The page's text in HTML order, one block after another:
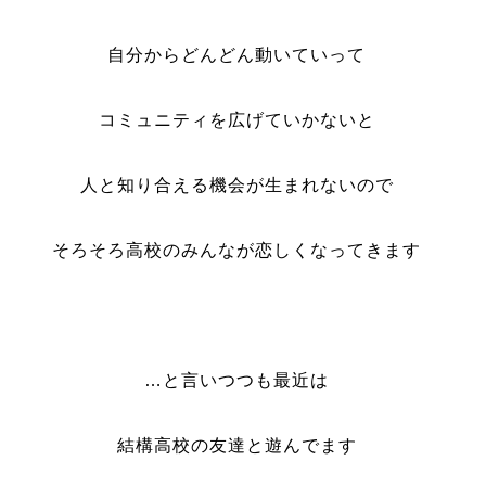
自分からどんどん動いていって
コミュニティを広げていかないと
人と知り合える機会が生まれないので
そろそろ高校のみんなが恋しくなってきます
…と言いつつも最近は
結構高校の友達と遊んでます